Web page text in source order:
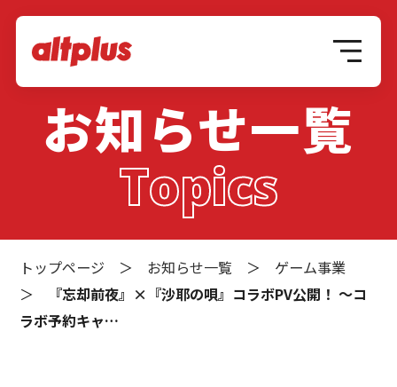
お知らせ一覧
Topics
トップページ ＞ お知らせ一覧 ＞ ゲーム事業
＞
『忘却前夜』×『沙耶の唄』コラボPV公開！ 〜コ
ラボ予約キャ…